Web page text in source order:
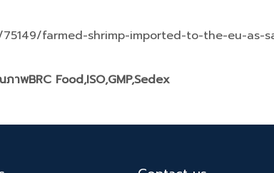
farmed-shrimp-imported-to-the-eu-as-
าพBRC Food,ISO,GMP,Sedex